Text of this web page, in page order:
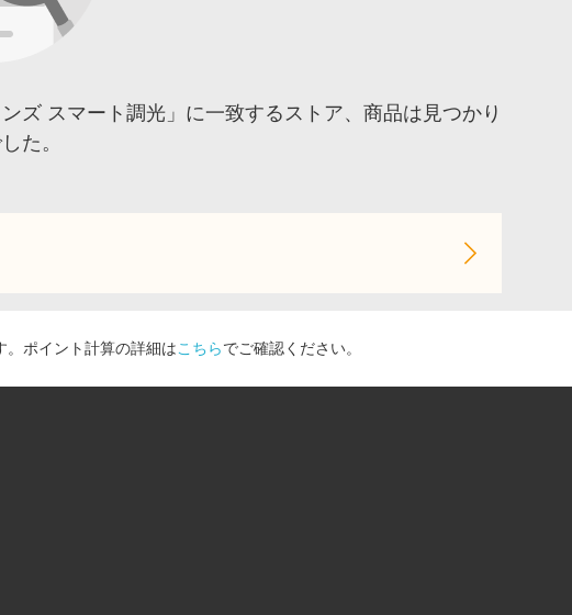
ズ スマート調光」に一致するストア、商品は見つかり
た。
。ポイント計算の詳細はこちらでご確認ください。